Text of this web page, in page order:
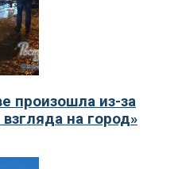
произошла из-за
на город»